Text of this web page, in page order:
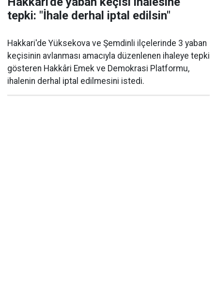
tepki: "İhale derhal iptal edilsin"
Hakkari'de Yüksekova ve Şemdinli ilçelerinde 3 yaban
keçisinin avlanması amacıyla düzenlenen ihaleye tepki
gösteren Hakkâri Emek ve Demokrasi Platformu,
ihalenin derhal iptal edilmesini istedi.